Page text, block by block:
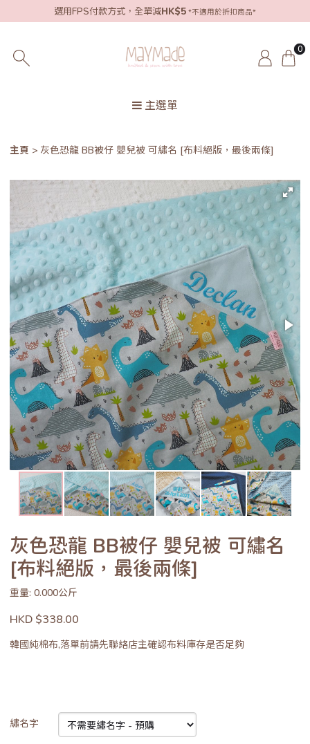
選用FPS付款方式，全單減HK$5 *不適用於折扣商品*
0
主選單
主頁 灰色恐龍 BB被仔 嬰兒被 可繡名 [布料絕版，最後兩條]
灰色恐龍 BB被仔 嬰兒被 可繡名
[布料絕版，最後兩條]
重量: 0.000公斤
HKD $338.00
韓國純棉布,落單前請先聯絡店主確認布料庫存是否足夠
繡名字